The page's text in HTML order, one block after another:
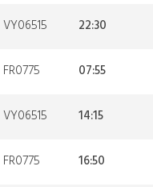
VY06515 22:30
FR0775 07:55
VY06515 14:15
FR0775 16:50